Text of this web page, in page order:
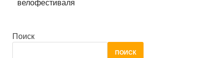
велофестиваля
Поиск
ПОИСК